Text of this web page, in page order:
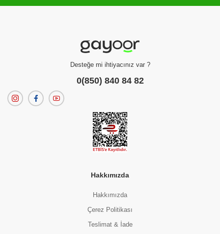
Desteğe mi ihtiyacınız var ?
0(850) 840 84 82
Hakkımızda
Hakkımızda
Çerez Politikası
Teslimat & İade